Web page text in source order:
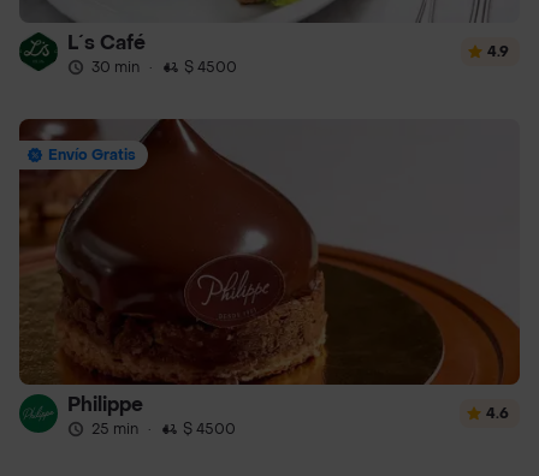
L´s Café
30 min · $ 4500
4.9
Envío Gratis
Philippe
25 min · $ 4500
4.6